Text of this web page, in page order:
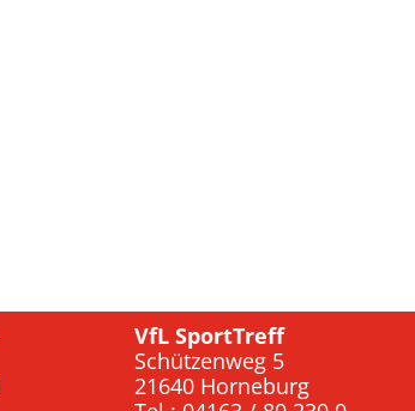
VfL SportTreff
Schützenweg 5
21640 Horneburg